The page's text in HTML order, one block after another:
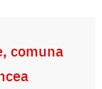
comuna